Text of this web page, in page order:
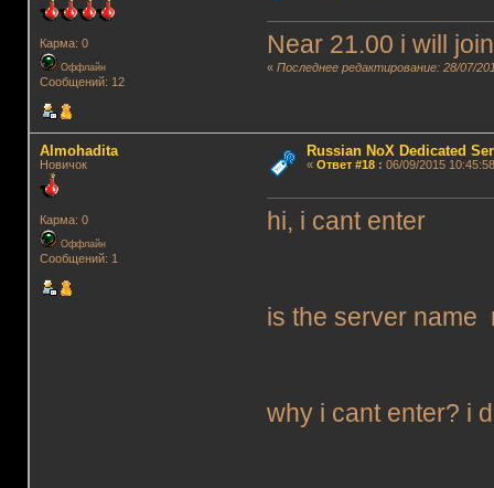
Карма: 0
Оффлайн
Сообщений: 12
Near 21.00 i will
«Последнее редактирование: 28/07/
Almohadita
Новичок
Карма: 0
Оффлайн
Сообщений: 1
Russian NoX Dedicated
« Ответ #18: 06/09/2015
hi, i cant enter
is the server name
why i cant enter? i